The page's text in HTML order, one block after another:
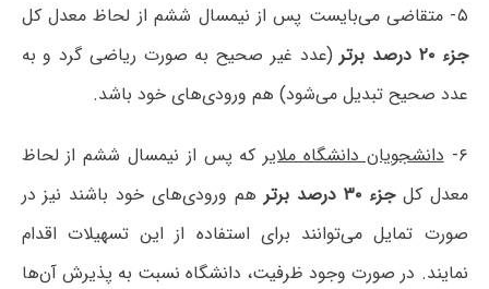
۵- متقاضی می‌بایست پس از نیمسال ششم از لحاظ معدل کل
جزء ۲۰ درصد برتر
(عدد غیر صحیح به صورت ریاضی گرد و به
عدد صحیح تبدیل می‌شود) هم ورودی‌های خود باشد.
۶- دانشجویان دانشگاه ملایرکه پس از نیمسال ششم از لحاظ
معدل کلجزء ۳۰ درصد برتر
هم ورودی‌های خود باشند نیز در
صورت تمایل می‌توانند برای استفاده از این تسهیلات اقدام
نمایند. در صورت وجود ظرفیت، دانشگاه نسبت به پذیرش آن‌ها